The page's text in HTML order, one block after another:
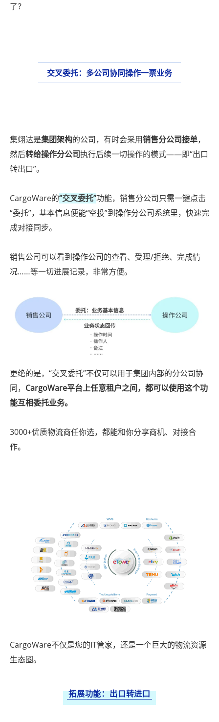
了？
交叉委托：多公司协同操作一票业务
集翊达是集团架构的公司，有时会采用销售分公司接单，
然后转给操作分公司执行后续一切操作的模式——即“出口
转出口”。
CargoWare的“交叉委托”功能，销售分公司只需一键点击
“委托”，基本信息便能“空投”到操作分公司系统里，快速完
成对接同步。
销售公司可以看到操作公司的查看、受理/拒绝、完成情
况……等一切进展记录，非常方便。
更绝的是，“交叉委托”不仅可以用于集团内部的分公司协
同， CargoWare平台上任意租户之间， 都可以使用这个功
能互相委托业务。
3000+优质物流商任你选，都能和你分享商机、对接合
作。
CargoWare不仅是您的IT管家，还是一个巨大的物流资源
生态圈。
拓展功能：出口转进口